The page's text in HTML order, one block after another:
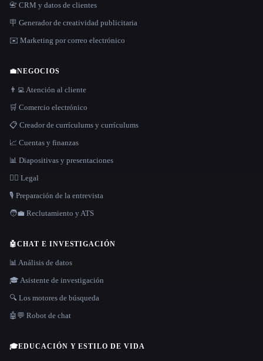
📇 CRM y datos de clientes
🪧 Generador de creatividad publicitaria
✉️ Marketing por correo electrónico
💼NEGOCIOS
👨‍💻 Atención al cliente
🛒 Comercio electrónico
📋 Creador de currículums y currículums
📈 Cuentas y finanzas
📊 Diapositivas y presentaciones
👩‍⚖️ Legal
🎙️ Preparación de la entrevista
🧑‍💼 Reclutamiento y ATS
🤖CHAT E INVESTIGACIÓN
📊 Análisis de datos
🎓 Asistente de investigación
🔍 Los motores de búsqueda
🤖💬 Robot de chat
🎓EDUCACIÓN Y ESTILO DE VIDA